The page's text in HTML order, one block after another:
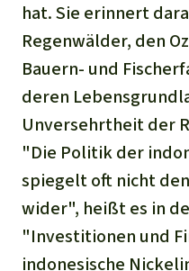
hat. Sie erinnert
Regenwälder, den
Bauern- und
deren
Unversehrtheit der
"Die Politik der
spiegelt oft nicht
wider", heißt es in
"Investitionen und
indonesische